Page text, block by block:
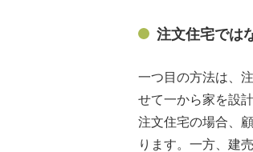
注文住宅では
一つ目の方法は、
せて一から家を設
注文住宅の場合、
ります。一方、建